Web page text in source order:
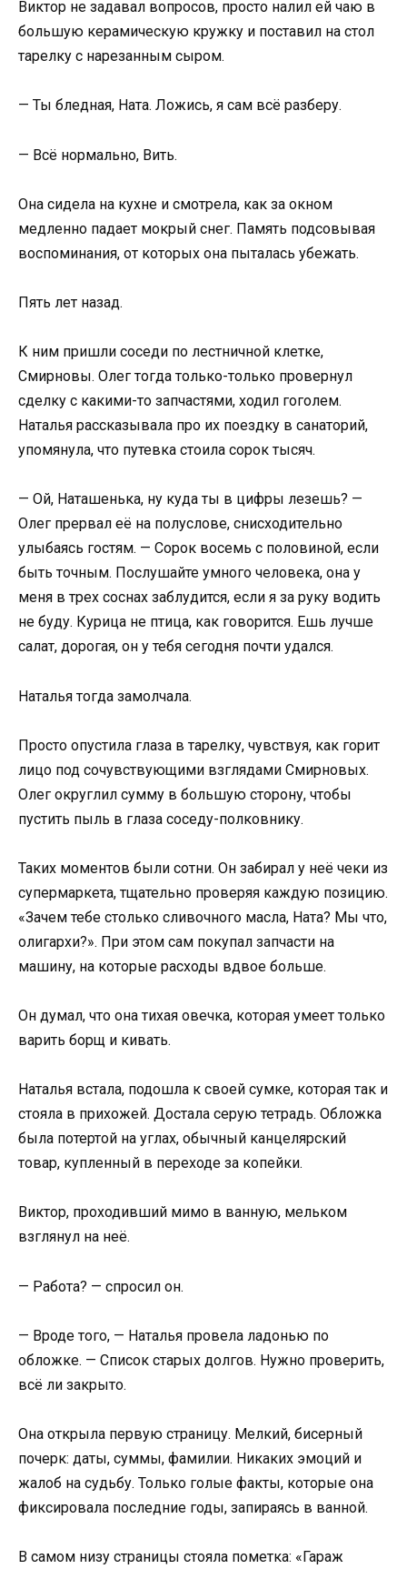
Виктор не задавал вопросов, просто налил ей чаю в
большую керамическую кружку и поставил на стол
тарелку с нарезанным сыром.
— Ты бледная, Ната. Ложись, я сам всё разберу.
— Всё нормально, Вить.
Она сидела на кухне и смотрела, как за окном
медленно падает мокрый снег. Память подсовывая
воспоминания, от которых она пыталась убежать.
Пять лет назад.
К ним пришли соседи по лестничной клетке,
Смирновы. Олег тогда только-только провернул
сделку с какими-то запчастями, ходил гоголем.
Наталья рассказывала про их поездку в санаторий,
упомянула, что путевка стоила сорок тысяч.
— Ой, Наташенька, ну куда ты в цифры лезешь? —
Олег прервал её на полуслове, снисходительно
улыбаясь гостям. — Сорок восемь с половиной, если
быть точным. Послушайте умного человека, она у
меня в трех соснах заблудится, если я за руку водить
не буду. Курица не птица, как говорится. Ешь лучше
салат, дорогая, он у тебя сегодня почти удался.
Наталья тогда замолчала.
Просто опустила глаза в тарелку, чувствуя, как горит
лицо под сочувствующими взглядами Смирновых.
Олег округлил сумму в большую сторону, чтобы
пустить пыль в глаза соседу-полковнику.
Таких моментов были сотни. Он забирал у неё чеки из
супермаркета, тщательно проверяя каждую позицию.
«Зачем тебе столько сливочного масла, Ната? Мы что,
олигархи?». При этом сам покупал запчасти на
машину, на которые расходы вдвое больше.
Он думал, что она тихая овечка, которая умеет только
варить борщ и кивать.
Наталья встала, подошла к своей сумке, которая так и
стояла в прихожей. Достала серую тетрадь. Обложка
была потертой на углах, обычный канцелярский
товар, купленный в переходе за копейки.
Виктор, проходивший мимо в ванную, мельком
взглянул на неё.
— Работа? — спросил он.
— Вроде того, — Наталья провела ладонью по
обложке. — Список старых долгов. Нужно проверить,
всё ли закрыто.
Она открыла первую страницу. Мелкий, бисерный
почерк: даты, суммы, фамилии. Никаких эмоций и
жалоб на судьбу. Только голые факты, которые она
фиксировала последние годы, запираясь в ванной.
В самом низу страницы стояла пометка: «Гараж